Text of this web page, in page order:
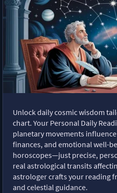
Unlock daily cosmic wisdom
chart. Your Personal Daily
planetary movements
finances, and emotional well-
horoscopes—just precise,
real astrological transits
astrologer crafts your reading
and celestial guidance.